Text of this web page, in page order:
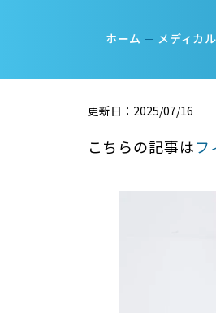
ホーム メディカ
更新日：2025/07/16
こちらの記事はフ